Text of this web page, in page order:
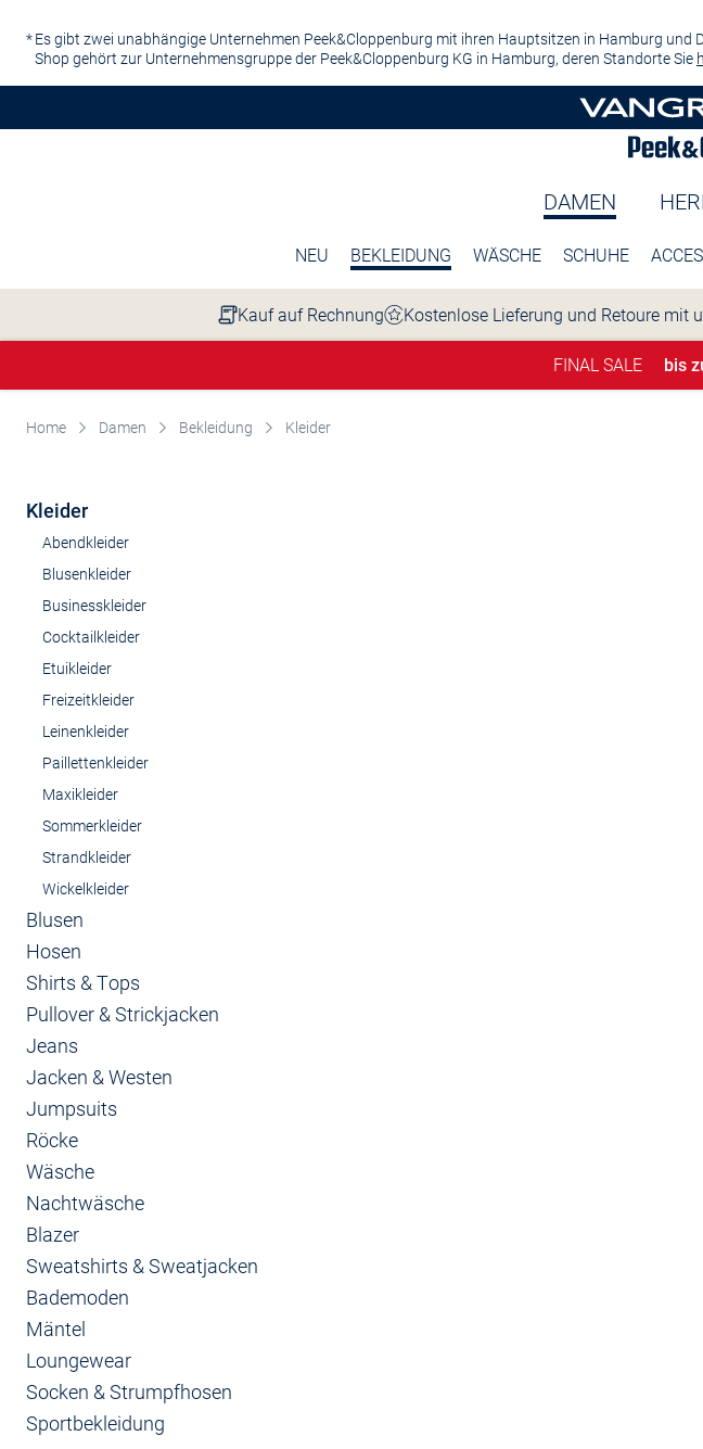
Es gibt zwei unabhängige Unternehmen Peek&Cloppenburg mit ihren Hauptsitzen in Hamburg und
Shop gehört zur Unternehmensgruppe der Peek&Cloppenburg KG in Hamburg, deren Standorte Sie
DAMEN
NEU BEKLEIDUNG WÄSCHE SCHUHE
Kauf auf Rechnung Kostenlose Lieferung und Retoure mit
FINAL SALE bis
Home Damen Bekleidung Kleider
Kleider
Abendkleider
Blusenkleider
Businesskleider
Cocktailkleider
Etuikleider
Freizeitkleider
Leinenkleider
Paillettenkleider
Maxikleider
Sommerkleider
Strandkleider
Wickelkleider
Blusen
Hosen
Shirts & Tops
Pullover & Strickjacken
Jeans
Jacken & Westen
Jumpsuits
Röcke
Wäsche
Nachtwäsche
Blazer
Sweatshirts & Sweatjacken
Bademoden
Mäntel
Loungewear
Socken & Strumpfhosen
Sportbekleidung